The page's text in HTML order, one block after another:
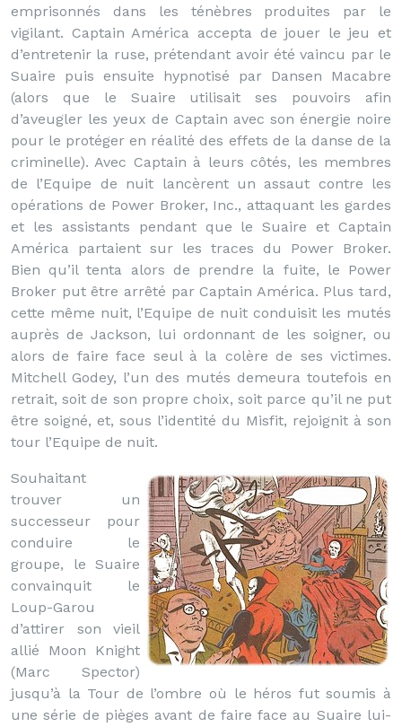
emprisonnés dans les ténèbres produites par le
vigilant. Captain América accepta de jouer le jeu et
d’entretenir la ruse, prétendant avoir été vaincu par le
Suaire puis ensuite hypnotisé par Dansen Macabre
(alors que le Suaire utilisait ses pouvoirs afin
d’aveugler les yeux de Captain avec son énergie noire
pour le protéger en réalité des effets de la danse de la
criminelle). Avec Captain à leurs côtés, les membres
de l’Equipe de nuit lancèrent un assaut contre les
opérations de Power Broker, Inc., attaquant les gardes
et les assistants pendant que le Suaire et Captain
América partaient sur les traces du Power Broker.
Bien qu’il tenta alors de prendre la fuite, le Power
Broker put être arrêté par Captain América. Plus tard,
cette même nuit, l’Equipe de nuit conduisit les mutés
auprès de Jackson, lui ordonnant de les soigner, ou
alors de faire face seul à la colère de ses victimes.
Mitchell Godey, l’un des mutés demeura toutefois en
retrait, soit de son propre choix, soit parce qu’il ne put
être soigné, et, sous l’identité du Misfit, rejoignit à son
tour l’Equipe de nuit.
Souhaitant
trouver un
successeur pour
conduire le
groupe, le Suaire
convainquit le
Loup-Garou
d’attirer son vieil
allié Moon Knight
(Marc Spector)
jusqu’à la Tour de l’ombre où le héros fut soumis à
une série de pièges avant de faire face au Suaire lui-